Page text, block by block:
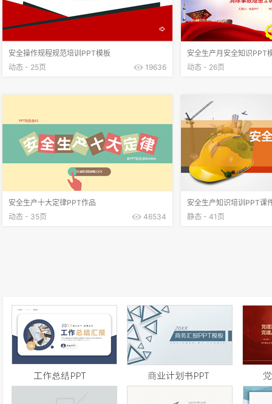
安全操作规程规范培训PPT模板
动态 - 25页
19636
安全生产月安全知识PPT
动态 - 26页
安全生产十大定律PPT作品
动态 - 35页
46534
安全生产知识培训PPT课
静态 - 41页